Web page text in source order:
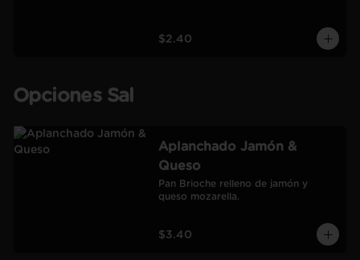
$2.40
Opciones Sal
Aplanchado Jamón &
Queso
Pan Brioche relleno de jamón y
queso mozarella.
$3.40